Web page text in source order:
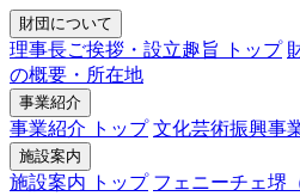
財団について
理事長ご挨拶・設立趣旨 トップ
の概要・所在地
事業紹介
事業紹介 トップ 文化芸術振興事
施設案内
施設案内 トップ フェニーチェ堺